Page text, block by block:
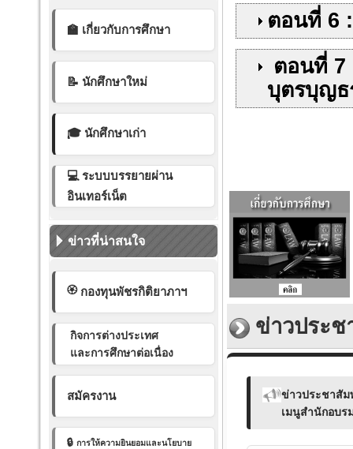
🏫 เกี่ยวกับการศึกษา
📝 นักศึกษาใหม่
🎓 นักศึกษาเก่า
💻 ระบบบรรยายผ่าน
อินเทอร์เน็ต
ข่าวที่น่าสนใจ
🏵️ กองทุนพัชรกิติยาภาฯ
กิจการต่างประเทศ
และการศึกษาต่อเนื่อง
สมัครงาน
🔒 การให้ความยินยอมและนโยบาย
ตอนที่ 6
ตอนที่ 7
บุตรบุญ
ข่าวประ
ข่าวประชาสัม
เมนูสำนักอบร